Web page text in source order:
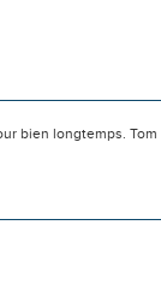
bien longtemps. Tom